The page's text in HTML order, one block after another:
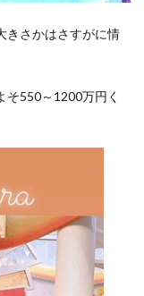
きさかはさすがに情
そ550～1200万円く